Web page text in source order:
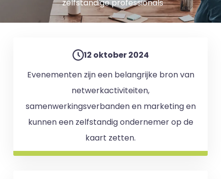
zelfstandige professionals
12 oktober 2024
Evenementen zijn een belangrijke bron van
netwerkactiviteiten,
samenwerkingsverbanden en marketing en
kunnen een zelfstandig ondernemer op de
kaart zetten.